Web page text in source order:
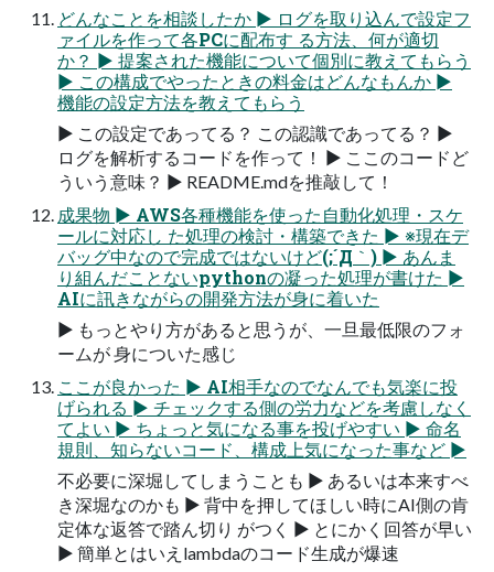
どんなことを相談したか ► ログを取り込んで設定フ
ァイルを作って各PCに配布す る方法、何が適切
か？ ► 提案された機能について個別に教えてもらう
► この構成でやったときの料金はどんなもんか ►
機能の設定方法を教えてもらう
► この設定であってる？ この認識であってる？ ►
ログを解析するコードを作って！ ► ここのコードど
ういう意味？ ► README.mdを推敲して！
成果物 ► AWS各種機能を使った自動化処理・スケ
ールに対応し た処理の検討・構築できた ► ※現在デ
バッグ中なので完成ではないけど(;´Д｀) ► あんま
り組んだことないpythonの凝った処理が書けた ►
AIに訊きながらの開発方法が身に着いた
► もっとやり方があると思うが、一旦最低限のフォ
ームが 身についた感じ
ここが良かった ► AI相手なのでなんでも気楽に投
げられる ► チェックする側の労力などを考慮しなく
てよい ► ちょっと気になる事を投げやすい ► 命名
規則、知らないコード、構成上気になった事など ►
不必要に深堀してしまうことも ► あるいは本来すべ
き深堀なのかも ► 背中を押してほしい時にAI側の肯
定体な返答で踏ん切り がつく ► とにかく回答が早い
► 簡単とはいえlambdaのコード生成が爆速